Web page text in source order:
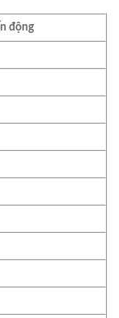
động